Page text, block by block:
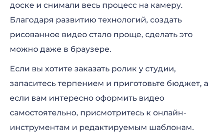
доске и снимали весь процесс на камеру.
Благодаря развитию технологий, создать
рисованное видео стало проще, сделать это
можно даже в браузере.
Если вы хотите заказать ролик у студии,
запаситесь терпением и приготовьте бюджет, а
если вам интересно оформить видео
самостоятельно, присмотритесь к онлайн-
инструментам и редактируемым шаблонам.